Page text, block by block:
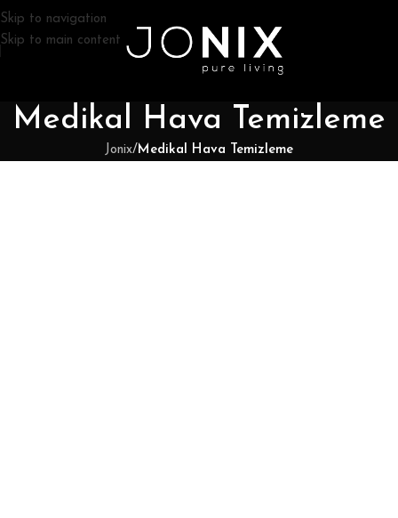
Skip to navigation
Skip to main content
Medikal Hava Temizleme
Jonix/Medikal Hava Temizleme